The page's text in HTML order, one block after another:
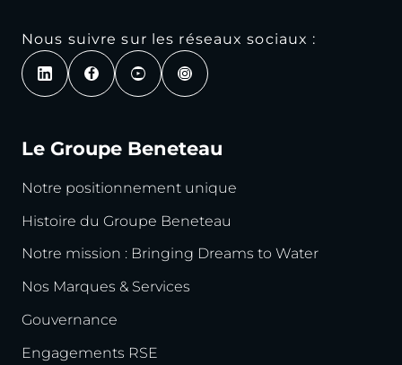
Nous suivre sur les réseaux sociaux :
Le Groupe Beneteau
Notre positionnement unique
Histoire du Groupe Beneteau
Notre mission : Bringing Dreams to Water
Nos Marques & Services
Gouvernance
Engagements RSE